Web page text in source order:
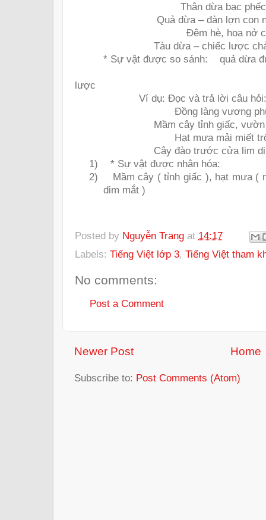
Thân dừa bạc
Quả dừa – đàn lợn con
Đêm hè, hoa nở
Tàu dừa – chiếc lược
* Sự vật được so sánh:
quả dừa
lược
Ví dụ: Đọc và trả lời câu hỏi:
Đồng làng vương
Mầm cây tỉnh giấc,
Hạt mưa mải miết
Cây đào trước cửa lim
1)
* Sự vật được nhân hóa:
2)
Mầm cây ( tỉnh giấc ), hạt mưa (
dim mắt )
Posted by Nguyễn Trang at 14:17
Labels: Tiếng Việt lớp 3, Tiếng Việt tham
No comments:
Post a Comment
Newer Post Home
Subscribe to: Post Comments (Atom)